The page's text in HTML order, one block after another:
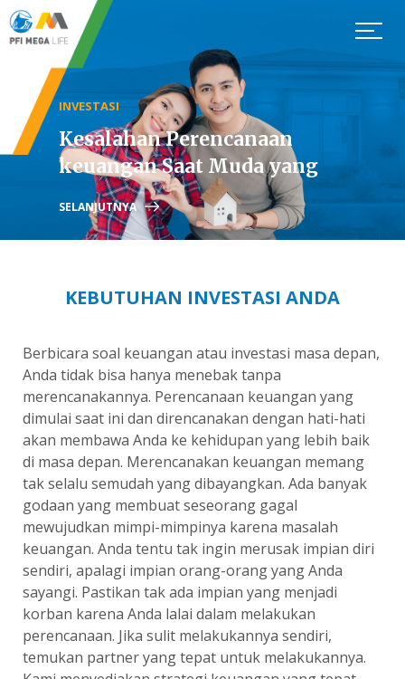
INVESTASI
Kesalahan Perencanaan
keuangan Saat Muda yang
Membuat Kita Harus Bekerja
Hingga Tua
SELANJUTNYA
KEBUTUHAN INVESTASI ANDA
Berbicara soal keuangan atau investasi masa depan,
Anda tidak bisa hanya menebak tanpa
merencanakannya. Perencanaan keuangan yang
dimulai saat ini dan direncanakan dengan hati-hati
akan membawa Anda ke kehidupan yang lebih baik
di masa depan. Merencanakan keuangan memang
tak selalu semudah yang dibayangkan. Ada banyak
godaan yang membuat seseorang gagal
mewujudkan mimpi-mimpinya karena masalah
keuangan. Anda tentu tak ingin merusak impian diri
sendiri, apalagi impian orang-orang yang Anda
sayangi. Pastikan tak ada impian yang menjadi
korban karena Anda lalai dalam melakukan
perencanaan. Jika sulit melakukannya sendiri,
temukan partner yang tepat untuk melakukannya.